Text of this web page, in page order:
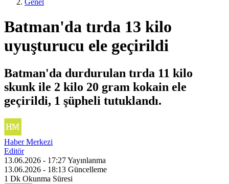
Genel
Batman'da tırda 13 kilo
uyuşturucu ele geçirildi
Batman'da durdurulan tırda 11 kilo
skunk ile 2 kilo 20 gram kokain ele
geçirildi, 1 şüpheli tutuklandı.
Haber Merkezi
Editör
13.06.2026 - 17:27Yayınlanma
13.06.2026 - 18:13 Güncelleme
1 Dk Okunma Süresi